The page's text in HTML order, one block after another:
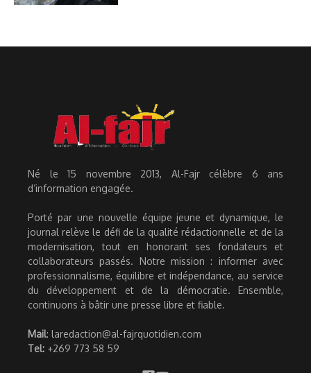
Né le 15 novembre 2013, Al-Fajr célèbre 6 ans
d’information engagée.
Porté par une nouvelle équipe jeune et dynamique, le
journal relève le défi de la qualité rédactionnelle et de la
modernisation, tout en honorant ses fondateurs et
collaborateurs passés. Notre mission : informer avec
professionnalisme, équilibre et indépendance, au service
du développement et de la démocratie. Ensemble,
continuons à bâtir une presse libre et fiable.
Mail: laredaction@al-fajrquotidien.com
Tel: +269 773 58 59